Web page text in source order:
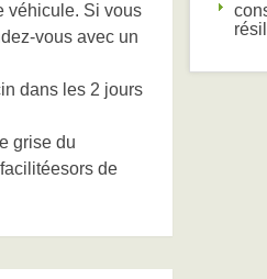
véhicule. Si vous
vous avec un
dans les 2 jours
grise du
de